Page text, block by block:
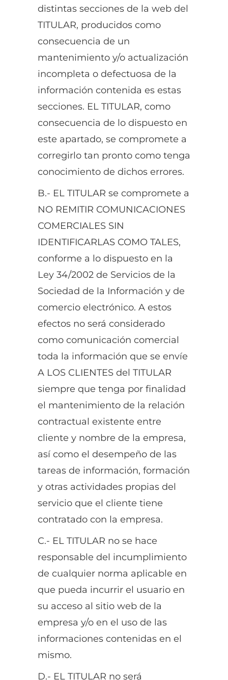
distintas secciones de la web del
TITULAR, producidos como
consecuencia de un
mantenimiento y/o actualización
incompleta o defectuosa de la
información contenida es estas
secciones. EL TITULAR, como
consecuencia de lo dispuesto en
este apartado, se compromete a
corregirlo tan pronto como tenga
conocimiento de dichos errores.
B.- EL TITULAR se compromete a
NO REMITIR COMUNICACIONES
COMERCIALES SIN
IDENTIFICARLAS COMO TALES,
conforme a lo dispuesto en la
Ley 34/2002 de Servicios de la
Sociedad de la Información y de
comercio electrónico. A estos
efectos no será considerado
como comunicación comercial
toda la información que se envíe
A LOS CLIENTES del TITULAR
siempre que tenga por finalidad
el mantenimiento de la relación
contractual existente entre
cliente y nombre de la empresa,
así como el desempeño de las
tareas de información, formación
y otras actividades propias del
servicio que el cliente tiene
contratado con la empresa.
C.- EL TITULAR no se hace
responsable del incumplimiento
de cualquier norma aplicable en
que pueda incurrir el usuario en
su acceso al sitio web de la
empresa y/o en el uso de las
informaciones contenidas en el
mismo.
D.- EL TITULAR no será